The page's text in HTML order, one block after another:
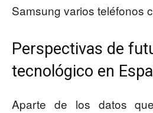
Samsung varios teléfonos
Perspectivas de
tecnológico en
Aparte de los datos